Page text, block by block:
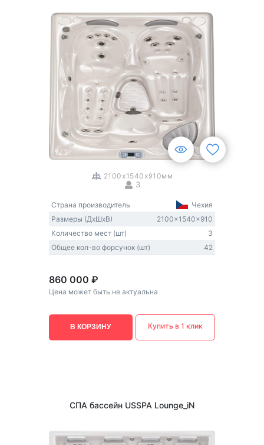
1/ 3
2100x1540x910мм
3
Страна производитель
Чехия
Размеры (ДxШxВ)
2100x1540x910
Количество мест (шт)
3
Общее кол-во форсунок (шт)
42
860 000 ₽
Цена может быть не актуальна
В КОРЗИНУ Купить в 1 клик
СПА бассейн USSPA Lounge_iN